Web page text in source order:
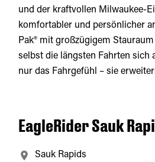
und der kraftvollen Milwaukee-
komfortabler und persönlicher
Pak® mit großzügigem
selbst die längsten Fahrten sich
nur das Fahrgefühl – sie
EagleRider Sauk
Sauk Rapids